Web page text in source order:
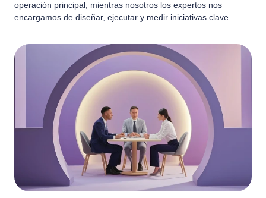
operación principal, mientras nosotros los expertos nos
encargamos de diseñar, ejecutar y medir iniciativas clave.